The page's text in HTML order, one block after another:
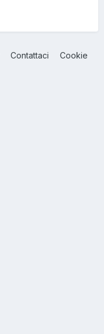
Contattaci Cookie